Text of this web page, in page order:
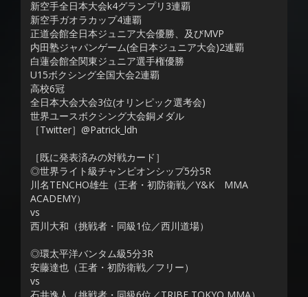
新空手全日本大会k4グランプリ3連覇
新空手ガオラカップ4連覇
正道会館全日本ジュニア大会優勝、及びMVP
内田塾ジャパンゲーム(全日本ジュニア大会)2連覇
白蓮会館全関東ジュニア選手権優勝
U15ボクシング全国大会2連覇
高校6冠
全日本大会大会3位(オリンピック選考会)
世界ユースボクシング大会銅メダル
［Twitter］@Patrick_ldh
［既に発表済みの対戦カード］
◎世界ライト級チャンピオンシップ5分5R
川名TENCHO雄生（王者・初防衛戦／Y&K MMA
ACADEMY）
vs
西川大和（挑戦者・同級1位／西川道場）
◎環太平洋バンタム級5分3R
安藤達也（王者・初防衛戦／フリー）
vs